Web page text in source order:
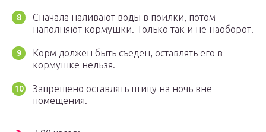
Сначала наливают воды в поилки, потом
наполняют кормушки. Только так и не наоборот.
Корм должен быть съеден, оставлять его в
кормушке нельзя.
Запрещено оставлять птицу на ночь вне
помещения.